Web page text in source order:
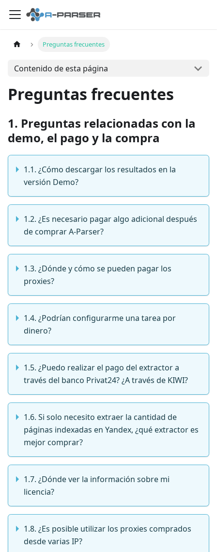
Preguntas frecuentes
Contenido de esta página
Preguntas frecuentes
1. Preguntas relacionadas con la
demo, el pago y la compra
1.1. ¿Cómo descargar los resultados en la
versión Demo?
1.2. ¿Es necesario pagar algo adicional después
de comprar A-Parser?
1.3. ¿Dónde y cómo se pueden pagar los
proxies?
1.4. ¿Podrían configurarme una tarea por
dinero?
1.5. ¿Puedo realizar el pago del extractor a
través del banco Privat24? ¿A través de KIWI?
1.6. Si solo necesito extraer la cantidad de
páginas indexadas en Yandex, ¿qué extractor es
mejor comprar?
1.7. ¿Dónde ver la información sobre mi
licencia?
1.8. ¿Es posible utilizar los proxies comprados
desde varias IP?